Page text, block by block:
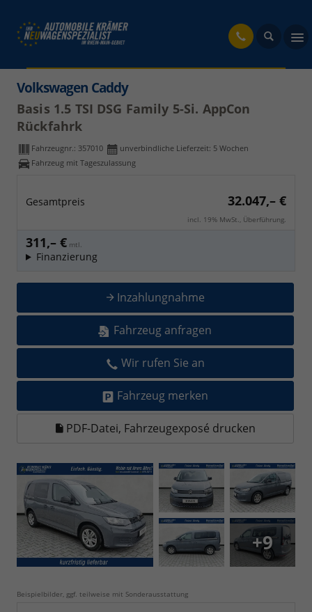
Volkswagen Caddy
Basis 1.5 TSI DSG Family 5-Si. AppCon
Rückfahrk
Fahrzeugnr.: 357010 unverbindliche Lieferzeit: 5 Wochen
Fahrzeug mit Tageszulassung
Gesamtpreis 32.047,– €
incl. 19% MwSt., Überführung.
311,– € mtl.
Finanzierung
Inzahlungnahme
Fahrzeug anfragen
Wir rufen Sie an
Fahrzeug merken
PDF-Datei, Fahrzeugexposé drucken
+9
Beispielbilder, ggf. teilweise mit Sonderausstattung